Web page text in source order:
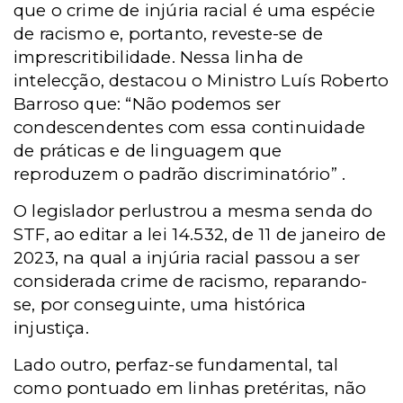
que o crime de injúria racial é uma espécie
de racismo e, portanto, reveste-se de
imprescritibilidade. Nessa linha de
intelecção, destacou o Ministro Luís Roberto
Barroso que: “Não podemos ser
condescendentes com essa continuidade
de práticas e de linguagem que
reproduzem o padrão discriminatório” .
O legislador perlustrou a mesma senda do
STF, ao editar a lei 14.532, de 11 de janeiro de
2023, na qual a injúria racial passou a ser
considerada crime de racismo, reparando-
se, por conseguinte, uma histórica
injustiça.
Lado outro, perfaz-se fundamental, tal
como pontuado em linhas pretéritas, não